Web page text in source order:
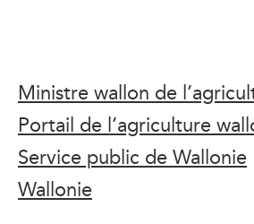
Ministre wallon de
Portail de l’agriculture
Service public de Wallonie
Wallonie